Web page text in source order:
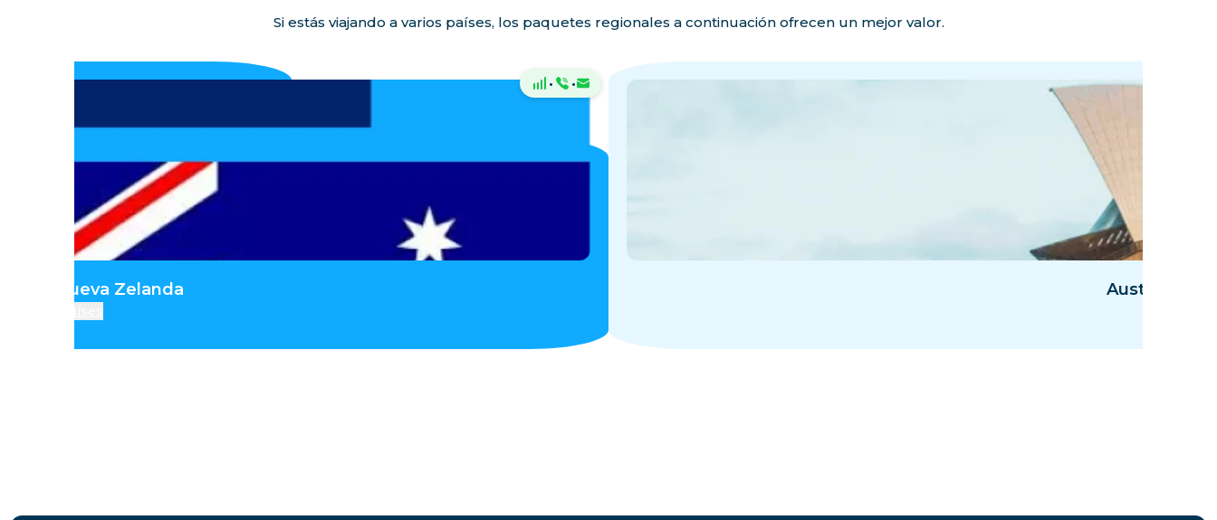
Si estás viajando a varios países, los paquetes regionales a continuación ofrecen un mejor valor.
· ·
y Nueva Zelanda Australia